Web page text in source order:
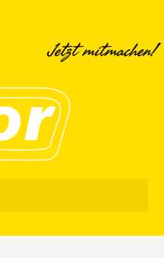
Jetzt mitmachen!